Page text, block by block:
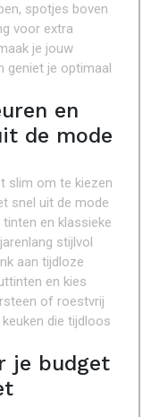
spotjes boven
voor extra
je jouw
geniet je optimaal
en
de mode
slim om te kiezen
snel uit de mode
en klassieke
stijlvol
aan tijdloze
en kies
of roestvrij
die tijdloos
je budget